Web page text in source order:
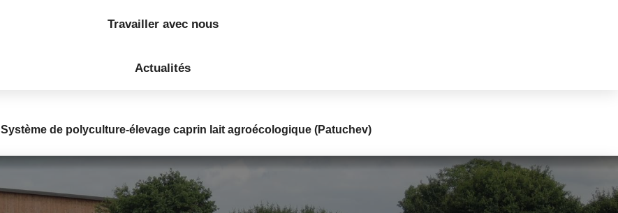
Travailler avec nous
Actualités
Système de polyculture-élevage caprin lait agroécologique (Patuchev)